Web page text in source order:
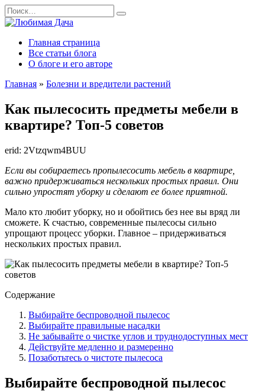
Перейти
к
содержанию
Search
for:
Главная страница
Все статьи блога
О блоге и его авторе
Главная » Болезни и вредители растений
Как пылесосить предметы мебели в
квартире? Топ-5 советов
erid: 2Vtzqwm4BUU
Если вы собираетесь пропылесосить мебель в квартире,
важно придерживаться нескольких простых правил. Они
сильно упростят уборку и сделают ее более приятной.
Мало кто любит уборку, но и обойтись без нее вы вряд ли
сможете. К счастью, современные пылесосы сильно
упрощают процесс уборки. Главное – придерживаться
нескольких простых правил.
Содержание
Выбирайте беспроводной пылесос
Выбирайте правильные насадки
Не забывайте о чистке углов и труднодоступных мест
Действуйте медленно и размеренно
Позаботьтесь о чистоте пылесоса
Выбирайте беспроводной пылесос